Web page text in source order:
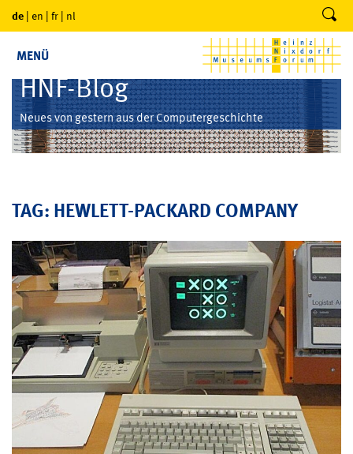
de | en | fr | nl
MENÜ
HNF-Blog
Neues von gestern aus der Computergeschichte
TAG: HEWLETT-PACKARD COMPANY